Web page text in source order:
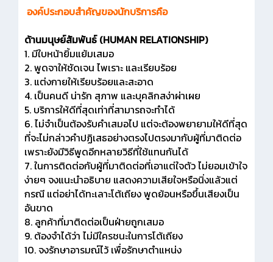
องค์ประกอบสำคัญของนักบริการคือ
ด้านมนุษย์สัมพันธ์ (HUMAN RELATIONSHIP)
1. มีใบหน้ายิ้มแย้มเสมอ
2. พูดจาให้ชัดเจน ไพเราะ และเรียบร้อย
3. แต่งกายให้เรียบร้อยและสะอาด
4. เป็นคนดี น่ารัก สุภาพ และบุคลิกสง่าผ่าเผย
5. บริการให้ดีที่สุดเท่าที่สามารถจะทำได้
6. ไม่จำเป็นต้องรับคำเสมอไป แต่จะต้องพยายามให้ดีที่สุด
ที่จะไม่กล่าวคำปฏิเสธอย่างตรงไปตรงมากับผู้ที่มาติดต่อ
เพราะยังมีวิธีพูดอีกหลายวิธีที่ใช้แทนกันได้
7. ในการติดต่อกับผู้ที่มาติดต่อที่เอาแต่ใจตัว ไม่ยอมเข้าใจ
ง่ายๆ จงแนะนำอธิบาย แสดงความเสียใจหรือนิ่งแล้วแต่
กรณี แต่อย่าได้ทะเลาะโต้เถียง พูดย้อนหรือขึ้นเสียงเป็น
อันขาด
8. ลูกค้าที่มาติดต่อเป็นฝ่ายถูกเสมอ
9. ต้องจำได้ว่า ไม่มีใครชนะในการโต้เถียง
10. จงรักษาอารมณ์ไว้ เพื่อรักษาตำแหน่ง